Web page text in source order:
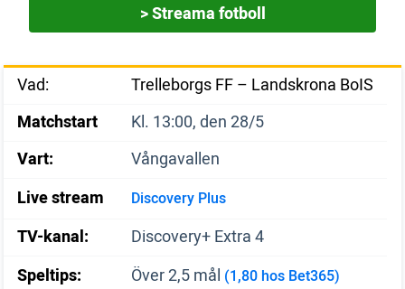
> Streama fotboll
Vad:
Trelleborgs FF – Landskrona BoIS
Matchstart
Kl. 13:00, den 28/5
Vart:
Vångavallen
Live stream
Discovery Plus
TV-kanal:
Discovery+ Extra 4
Speltips:
Över 2,5 mål (1,80 hos Bet365)